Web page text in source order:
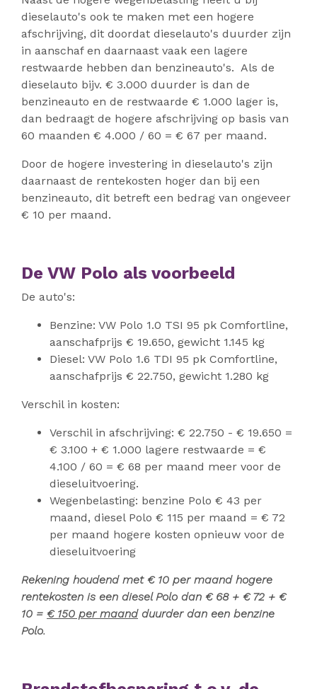
dieselauto's ook te maken met een hogere
afschrijving, dit doordat dieselauto's duurder zijn
in aanschaf en daarnaast vaak een lagere
restwaarde hebben dan benzineauto's. Als de
dieselauto bijv. € 3.000 duurder is dan de
benzineauto en de restwaarde € 1.000 lager is,
dan bedraagt de hogere afschrijving op basis van
60 maanden € 4.000 / 60 = € 67 per maand.
Door de hogere investering in dieselauto's zijn
daarnaast de rentekosten hoger dan bij een
benzineauto, dit betreft een bedrag van ongeveer
€ 10 per maand.
De VW Polo als voorbeeld
De auto's:
Benzine: VW Polo 1.0 TSI 95 pk Comfortline,
aanschafprijs € 19.650, gewicht 1.145 kg
Diesel: VW Polo 1.6 TDI 95 pk Comfortline,
aanschafprijs € 22.750, gewicht 1.280 kg
Verschil in kosten:
Verschil in afschrijving: € 22.750 - € 19.650 =
€ 3.100 + € 1.000 lagere restwaarde = €
4.100 / 60 = € 68 per maand meer voor de
dieseluitvoering.
Wegenbelasting: benzine Polo € 43 per
maand, diesel Polo € 115 per maand = € 72
per maand hogere kosten opnieuw voor de
dieseluitvoering
Rekening houdend met € 10 per maand hogere
rentekosten is een diesel Polo dan € 68 + € 72 + €
10 = € 150 per maandduurder dan een benzine
Polo.